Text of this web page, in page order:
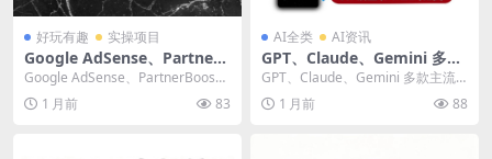
好玩有趣 实操项目
Google AdSense、PartnerB
oost、YEAHPROMOS 联盟
申请，一次通过终极办法！
Google AdSense、PartnerBoos
t、YEAHPROMOS 联...
1 月前 83
AI全类 AI资讯
GPT、Claude、Gemini 多款
主流AI大模型，全部免费开放
打一个免费好用！
GPT、Claude、Gemini 多款主流A
I大模型，全部免费开放使用|小白
即...1 月前 88